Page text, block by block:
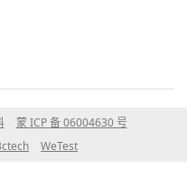
蒙 ICP 备 06004630 号
WeTest